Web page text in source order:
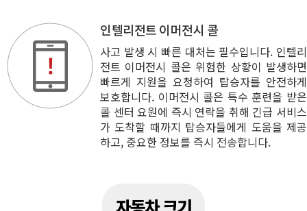
인텔리전트 이머전시 콜
사고 발생 시 빠른 대처는 필수입니다. 인텔리
전트 이머전시 콜은 위험한 상황이 발생하면
빠르게 지원을 요청하여 탑승자를 안전하게
보호합니다. 이머전시 콜은 특수 훈련을 받은
콜 센터 요원에 즉시 연락을 취해 긴급 서비스
가 도착할 때까지 탑승자들에게 도움을 제공
하고, 중요한 정보를 즉시 전송합니다.